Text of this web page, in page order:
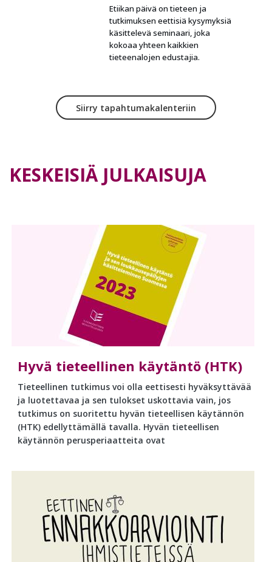
Etiikan päivä on tieteen ja
tutkimuksen eettisiä kysymyksiä
käsittelevä seminaari, joka
kokoaa yhteen kaikkien
tieteenalojen edustajia.
Siirry tapahtumakalenteriin
KESKEISIÄ JULKAISUJA
Hyvä tieteellinen käytäntö (HTK)
Tieteellinen tutkimus voi olla eettisesti hyväksyttävää
ja luotettavaa ja sen tulokset uskottavia vain, jos
tutkimus on suoritettu hyvän tieteellisen käytännön
(HTK) edellyttämällä tavalla. Hyvän tieteellisen
käytännön perusperiaatteita ovat